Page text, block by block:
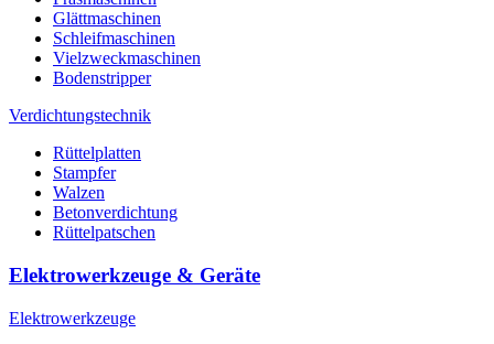
Glättmaschinen
Schleifmaschinen
Vielzweckmaschinen
Bodenstripper
Verdichtungstechnik
Rüttelplatten
Stampfer
Walzen
Betonverdichtung
Rüttelpatschen
Elektrowerkzeuge & Geräte
Elektrowerkzeuge